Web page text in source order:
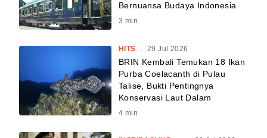
Bernuansa Budaya Indonesia
3 min
HITS 29 Jul 2026
BRIN Kembali Temukan 18 Ikan
Purba Coelacanth di Pulau
Talise, Bukti Pentingnya
Konservasi Laut Dalam
4 min